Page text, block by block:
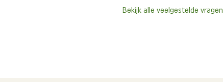
Bekijk alle veelgestelde vragen